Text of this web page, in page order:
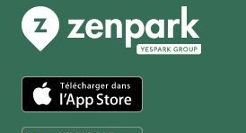
93100
Montreuil
4,4(127 avis)
Réserver
+ Abonnements disponibles
App Store